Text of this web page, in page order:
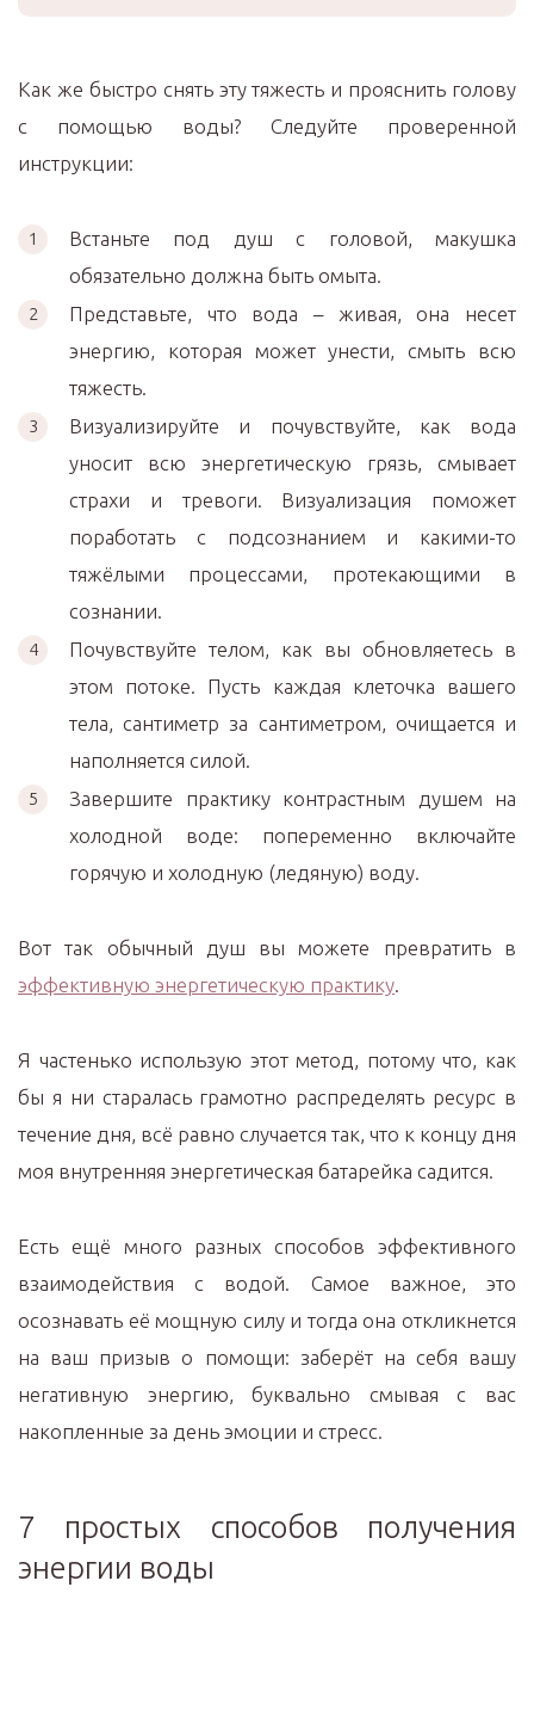
Как же быстро снять эту тяжесть и прояснить голову
с помощью воды? Следуйте проверенной
инструкции:
Встаньте под душ с головой, макушка
обязательно должна быть омыта.
Представьте, что вода – живая, она несет
энергию, которая может унести, смыть всю
тяжесть.
Визуализируйте и почувствуйте, как вода
уносит всю энергетическую грязь, смывает
страхи и тревоги. Визуализация поможет
поработать с подсознанием и какими-то
тяжёлыми процессами, протекающими в
сознании.
Почувствуйте телом, как вы обновляетесь в
этом потоке. Пусть каждая клеточка вашего
тела, сантиметр за сантиметром, очищается и
наполняется силой.
Завершите практику контрастным душем на
холодной воде: попеременно включайте
горячую и холодную (ледяную) воду.
Вот так обычный душ вы можете превратить в
эффективную энергетическую практику.
Я частенько использую этот метод, потому что, как
бы я ни старалась грамотно распределять ресурс в
течение дня, всё равно случается так, что к концу дня
моя внутренняя энергетическая батарейка садится.
Есть ещё много разных способов эффективного
взаимодействия с водой. Самое важное, это
осознавать её мощную силу и тогда она откликнется
на ваш призыв о помощи: заберёт на себя вашу
негативную энергию, буквально смывая с вас
накопленные за день эмоции и стресс.
7 простых способов получения
энергии воды